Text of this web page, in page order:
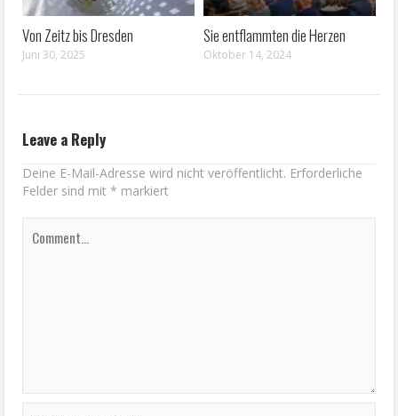
Von Zeitz bis Dresden
Juni 30, 2025
Sie entflammten die Herzen
Oktober 14, 2024
Leave a Reply
Deine E-Mail-Adresse wird nicht veröffentlicht. Erforderliche
Felder sind mit* markiert